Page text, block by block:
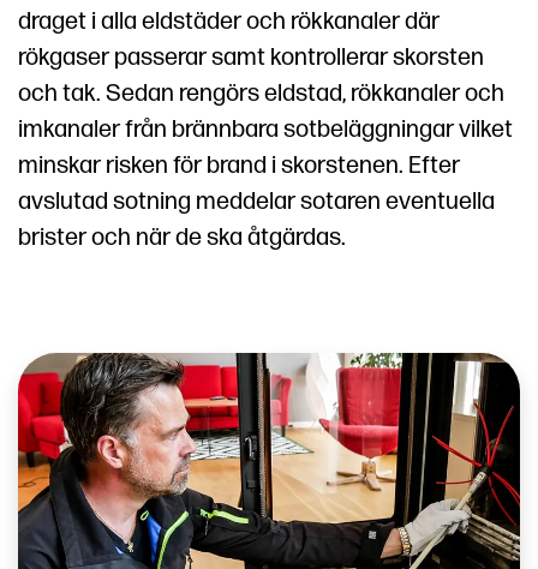
draget i alla eldstäder och rökkanaler där
rökgaser passerar samt kontrollerar skorsten
och tak. Sedan rengörs eldstad, rökkanaler och
imkanaler från brännbara sotbeläggningar vilket
minskar risken för brand i skorstenen. Efter
avslutad sotning meddelar sotaren eventuella
brister och när de ska åtgärdas.